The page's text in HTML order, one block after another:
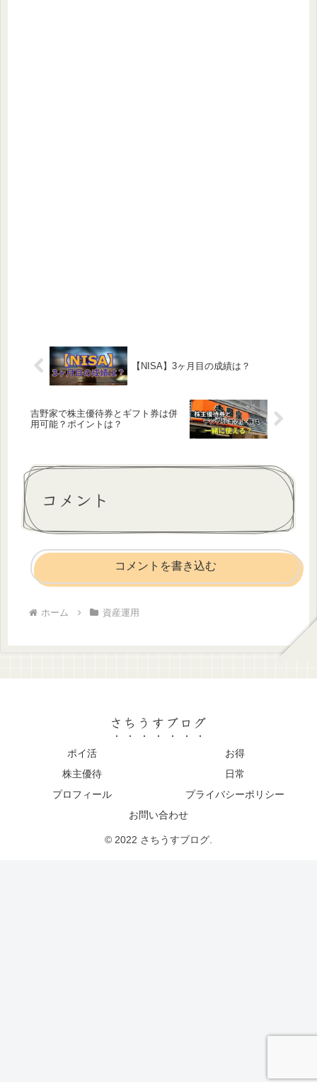
【NISA】3ヶ月目の成績は？
吉野家で株主優待券とギフト券は併
用可能？ポイントは？
コメント
コメントを書き込む
ホーム 資産運用
さちうすブログ
ポイ活
お得
株主優待
日常
プロフィール
プライバシーポリシー
お問い合わせ
© 2022 さちうすブログ.